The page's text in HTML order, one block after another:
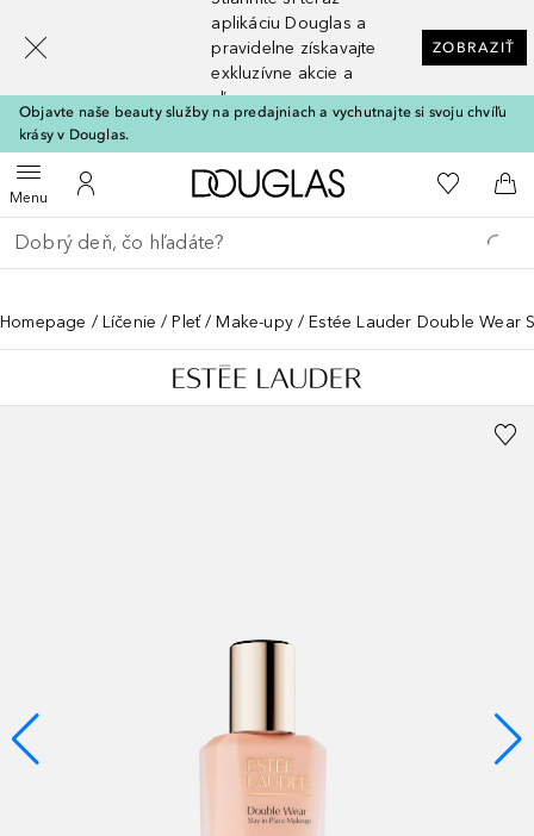
aplikáciu Douglas a
pravidelne získavajte
exkluzívne akcie a
zľavy
ZOBRAZIŤ
Objavte naše beauty služby na predajniach a vychutnajte si svoju chvíľu
krásy v Douglas.
MenuOtvoriť menuDo môjho účtu
Domov Do môjho
Do
Choď späť
Vykonajte vyhľadávanie
Homepage Líčenie Pleť Make-upy Estée Lauder Double Wear
[navigation.slideout.screenreader]